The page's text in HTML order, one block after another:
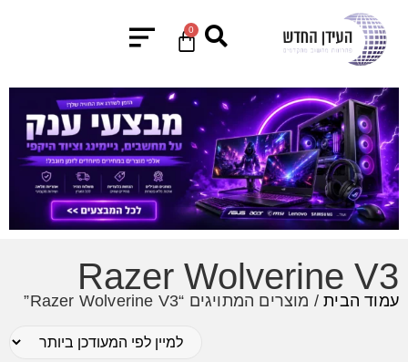
0
Razer Wolverine V3
עמוד הבית/ מוצרים המתויגים “Razer Wolverine V3”